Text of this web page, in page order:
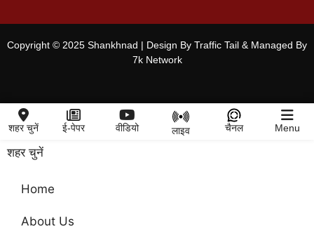
Copyright © 2025 Shankhnad | Design By Traffic Tail & Managed By
7k Network
शहर चुनें ई-पेपर वीडियो लाइव चैनल Menu
शहर चुनें
Home
About Us